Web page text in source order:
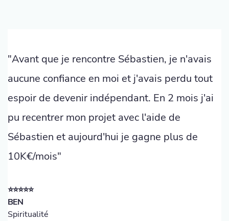
"Avant que je rencontre Sébastien, je n'avais
aucune confiance en moi et j'avais perdu tout
espoir de devenir indépendant. En 2 mois j'ai
pu recentrer mon projet avec l'aide de
Sébastien et aujourd'hui je gagne plus de
10K€/mois"
⭐️⭐️⭐️⭐️⭐️
BEN
Spiritualité